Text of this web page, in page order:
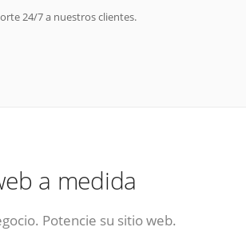
24/7 a nuestros clientes.
a medida
Potencie su sitio web.